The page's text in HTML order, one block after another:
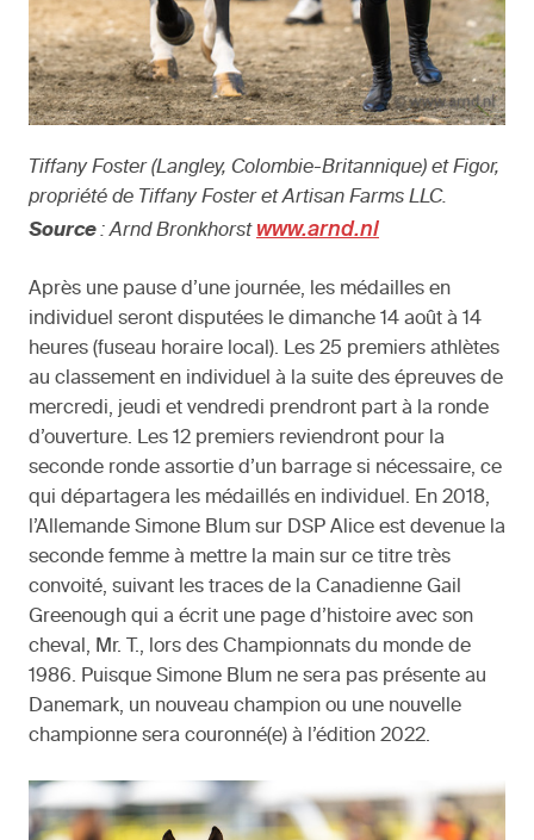
Tiffany Foster (Langley, Colombie-Britannique) et Figor,
propriété de Tiffany Foster et Artisan Farms LLC.
Source: Arnd Bronkhorst www.arnd.nl
Après une pause d’une journée, les médailles en
individuel seront disputées le dimanche 14 août à 14
heures (fuseau horaire local). Les 25 premiers athlètes
au classement en individuel à la suite des épreuves de
mercredi, jeudi et vendredi prendront part à la ronde
d’ouverture. Les 12 premiers reviendront pour la
seconde ronde assortie d’un barrage si nécessaire, ce
qui départagera les médaillés en individuel. En 2018,
l’Allemande Simone Blum sur DSP Alice est devenue la
seconde femme à mettre la main sur ce titre très
convoité, suivant les traces de la Canadienne Gail
Greenough qui a écrit une page d’histoire avec son
cheval, Mr. T., lors des Championnats du monde de
1986. Puisque Simone Blum ne sera pas présente au
Danemark, un nouveau champion ou une nouvelle
championne sera couronné(e) à l’édition 2022.